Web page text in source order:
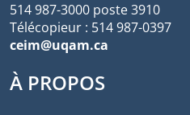
514 987-3000 poste 3910
Télécopieur : 514 987-0397
ceim@uqam.ca
À PROPOS